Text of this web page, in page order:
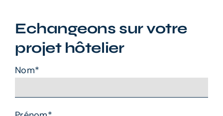
Echangeons sur votre
projet hôtelier
Nom*